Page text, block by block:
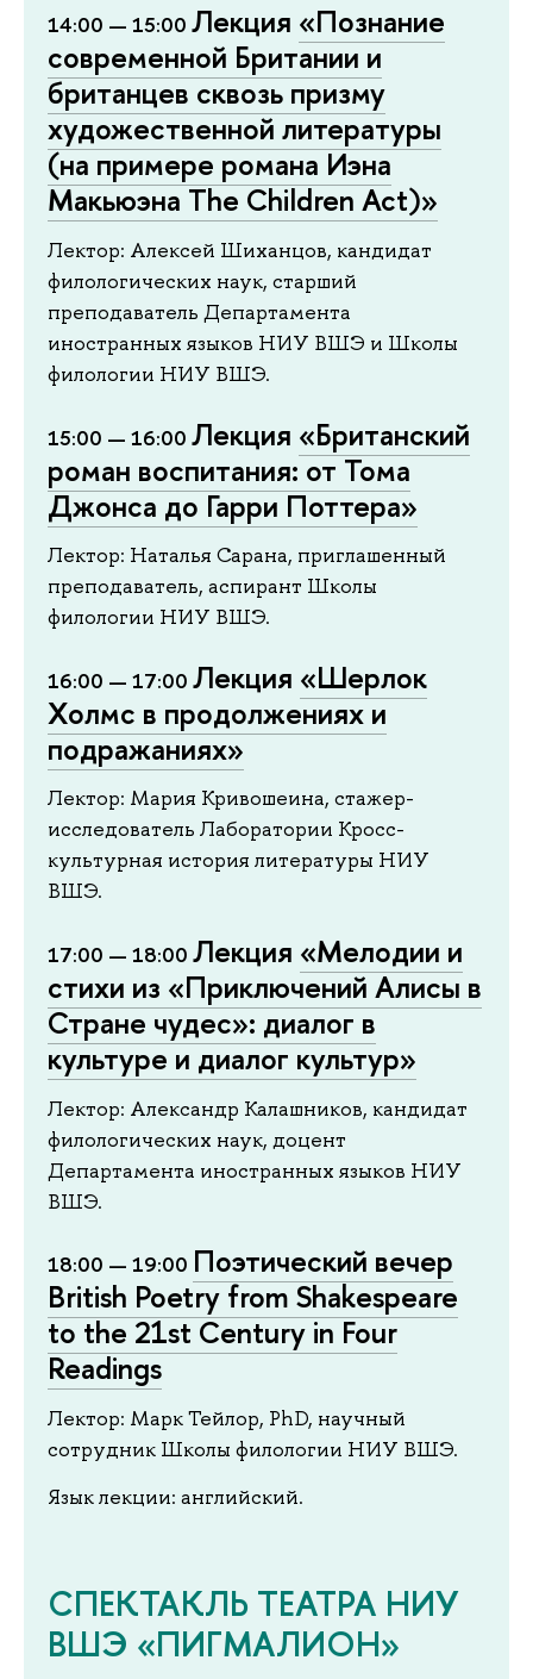
14:00 — 15:00 Лекция «Познание
современной Британии и
британцев сквозь призму
художественной литературы
(на примере романа Иэна
Макьюэна The Children Act)»
Лектор: Алексей Шиханцов, кандидат
филологических наук, старший
преподаватель Департамента
иностранных языков НИУ ВШЭ и Школы
филологии НИУ ВШЭ.
15:00 — 16:00 Лекция «Британский
роман воспитания: от Тома
Джонса до Гарри Поттера»
Лектор: Наталья Сарана, приглашенный
преподаватель, аспирант Школы
филологии НИУ ВШЭ.
16:00 — 17:00 Лекция «Шерлок
Холмс в продолжениях и
подражаниях»
Лектор: Мария Кривошеина, стажер-
исследователь Лаборатории Кросс-
культурная история литературы НИУ
ВШЭ.
17:00 — 18:00 Лекция «Мелодии и
стихи из «Приключений Алисы в
Стране чудес»: диалог в
культуре и диалог культур»
Лектор: Александр Калашников, кандидат
филологических наук, доцент
Департамента иностранных языков НИУ
ВШЭ.
18:00 — 19:00 Поэтический вечер
British Poetry from Shakespeare
to the 21st Century in Four
Readings
Лектор: Марк Тейлор, PhD, научный
сотрудник Школы филологии НИУ ВШЭ.
Язык лекции: английский.
СПЕКТАКЛЬ ТЕАТРА НИУ
ВШЭ «ПИГМАЛИОН»